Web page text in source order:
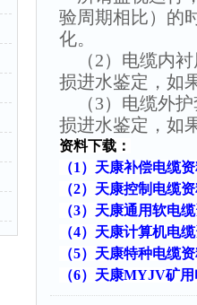
验周期相比）的
化。
（2）电缆内衬
损进水鉴定，如
（3）电缆外护
损进水鉴定，如
资料下载：
（1） 天康补偿电缆
（2） 天康控制电缆
（3） 天康通用软电
（4） 天康计算机电
（5） 天康特种电缆
（6） 天康MYJV矿